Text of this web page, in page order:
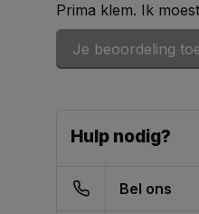
Prima klem. Ik
Geplaatst op 20/06/
Je beoordeling
Hulp nodig?
Bel ons